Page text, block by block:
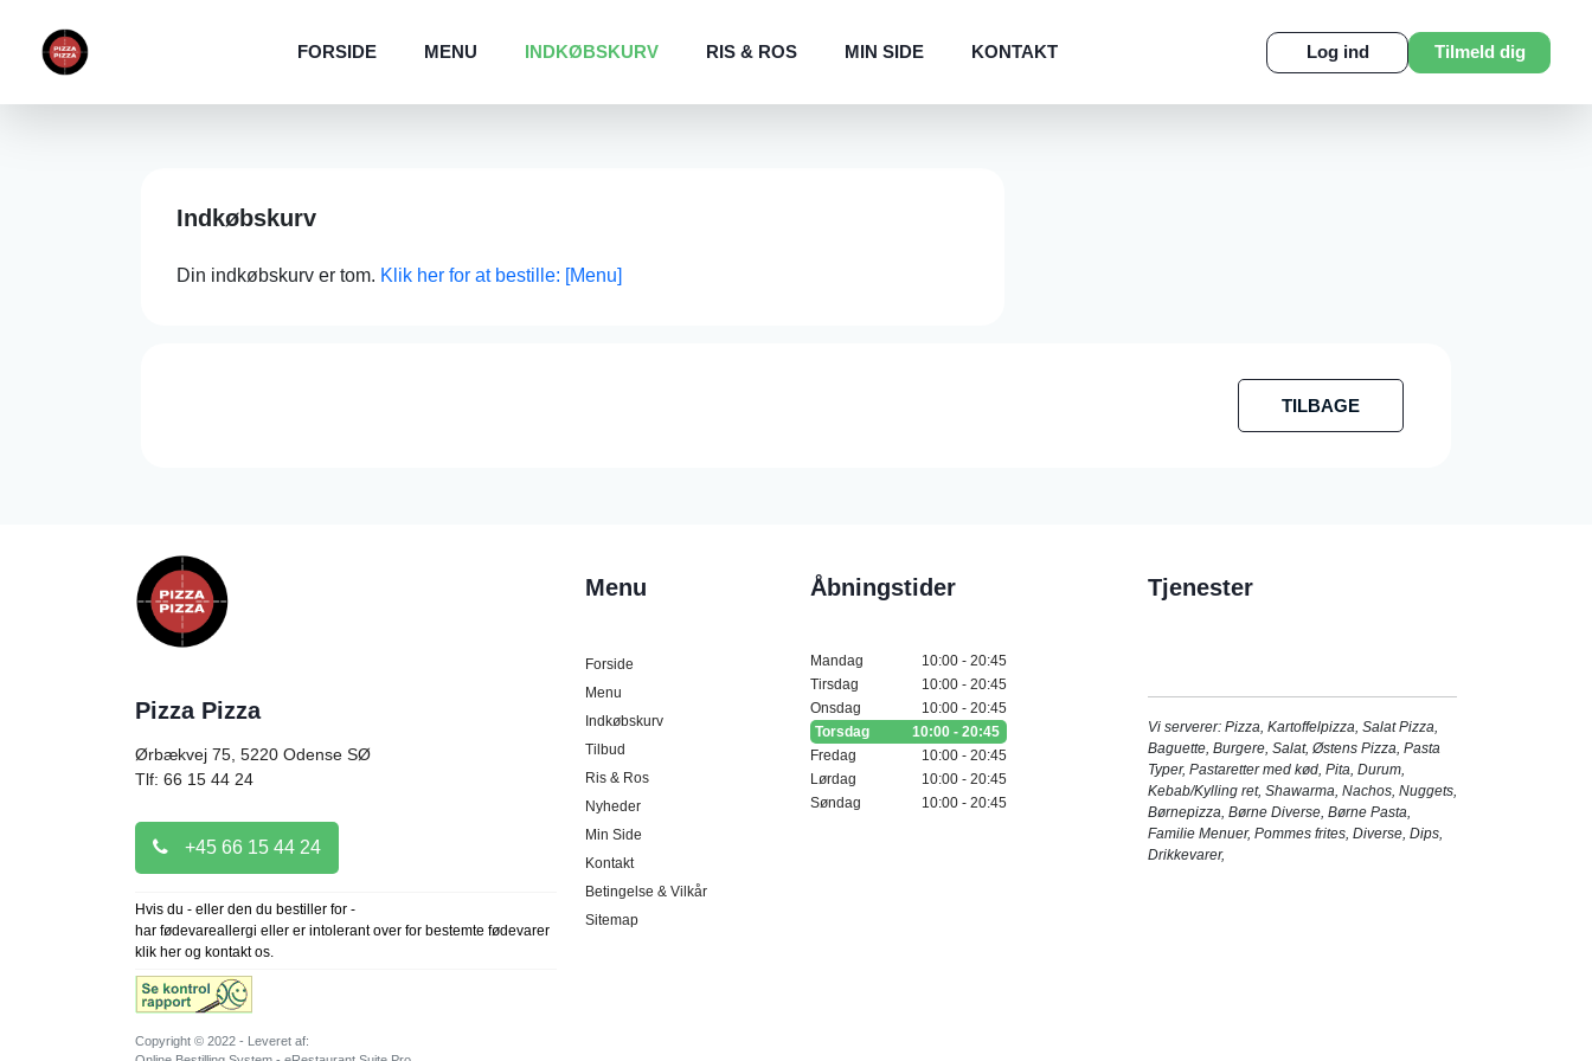
FORSIDE MENU INDKØBSKURV RIS & ROS MIN SIDE KONTAKT Log ind Tilmeld dig
Indkøbskurv
Din indkøbskurv er tom. Klik her for at bestille: [Menu]
TILBAGE
Pizza Pizza
Ørbækvej 75, 5220 Odense SØ
Tlf: 66 15 44 24
+45 66 15 44 24
Hvis du - eller den du bestiller for -
har fødevareallergi eller er intolerant over for bestemte fødevarer
klik her og kontakt os.
Menu
Forside
Menu
Indkøbskurv
Tilbud
Ris & Ros
Nyheder
Min Side
Kontakt
Betingelse & Vilkår
Sitemap
Åbningstider
Mandag
10:00 - 20:45
Tirsdag
10:00 - 20:45
Onsdag
10:00 - 20:45
Torsdag
10:00 - 20:45
Fredag
10:00 - 20:45
Lørdag
10:00 - 20:45
Søndag
10:00 - 20:45
Tjenester
Vi serverer: Pizza, Kartoffelpizza, Salat Pizza,
Baguette, Burgere, Salat, Østens Pizza, Pasta
Typer, Pastaretter med kød, Pita, Durum,
Kebab/Kylling ret, Shawarma, Nachos, Nuggets,
Børnepizza, Børne Diverse, Børne Pasta,
Familie Menuer, Pommes frites, Diverse, Dips,
Drikkevarer,
Copyright © 2022 - Leveret af: